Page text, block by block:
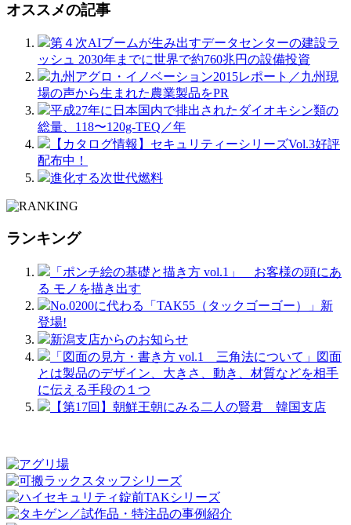
オススメの記事
第４次AIブームが生み出すデータセンターの建設ラ
ッシュ 2030年までに世界で約760兆円の設備投資
九州アグロ・イノベーション2015レポート／九州現
場の声から生まれた農業製品をPR
平成27年に日本国内で排出されたダイオキシン類の
総量、118〜120g-TEQ／年
【カタログ情報】セキュリティーシリーズVol.3好評
配布中！
進化する次世代燃料
ランキング
「ポンチ絵の基礎と描き方 vol.1」 お客様の頭にあ
る モノを描き出す
No.0200に代わる「TAK55（タックゴーゴー）」新
登場!
新潟支店からのお知らせ
「図面の見方・書き方 vol.1 三角法について」図面
とは製品のデザイン、大きさ、動き、材質などを相手
に伝える手段の１つ
【第17回】朝鮮王朝にみる二人の賢君 韓国支店